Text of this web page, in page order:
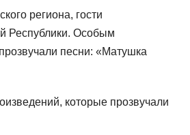
региона, гости
Республики. Особым
песни: «Матушка
которые прозвучали